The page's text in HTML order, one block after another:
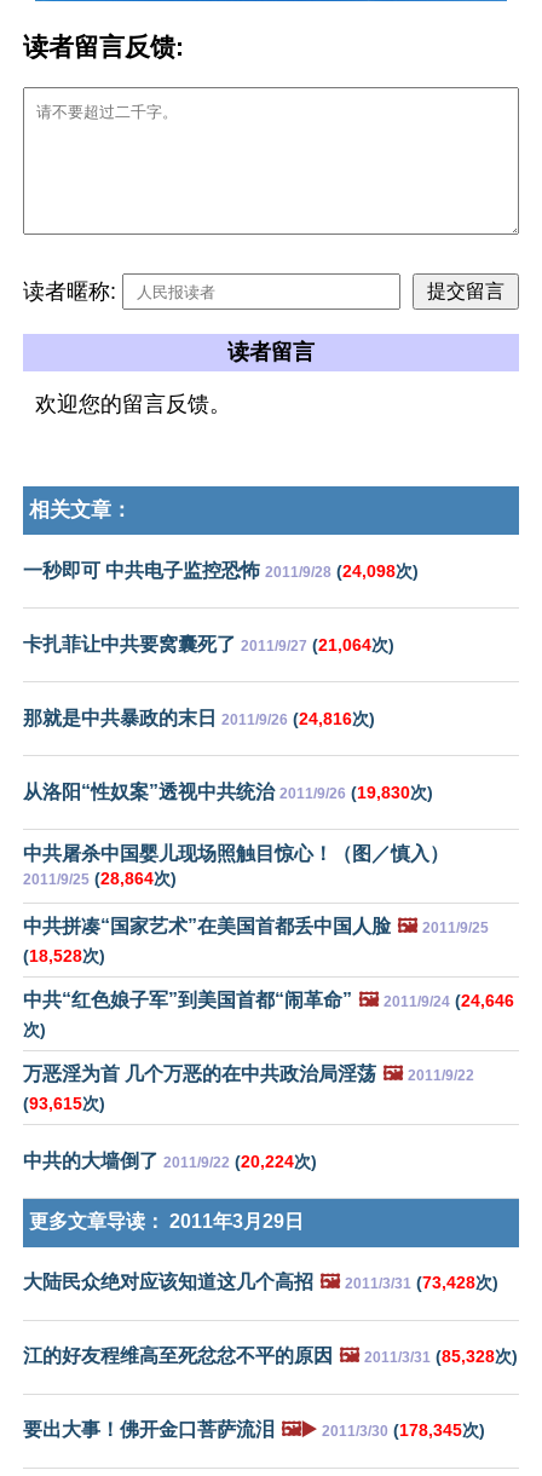
读者留言反馈:
读者暱称:
读者留言
欢迎您的留言反馈。
相关文章：
一秒即可 中共电子监控恐怖 2011/9/28 (24,098次)
卡扎菲让中共要窝囊死了 2011/9/27 (21,064次)
那就是中共暴政的末日 2011/9/26 (24,816次)
从洛阳“性奴案”透视中共统治 2011/9/26 (19,830次)
中共屠杀中国婴儿现场照触目惊心！（图／慎入）
2011/9/25 (28,864次)
中共拼凑“国家艺术”在美国首都丢中国人脸 🖼️ 2011/9/25
(18,528次)
中共“红色娘子军”到美国首都“闹革命” 🖼️ 2011/9/24 (24,646
次)
万恶淫为首 几个万恶的在中共政治局淫荡 🖼️ 2011/9/22
(93,615次)
中共的大墙倒了 2011/9/22 (20,224次)
更多文章导读： 2011年3月29日
大陆民众绝对应该知道这几个高招 🖼️ 2011/3/31 (73,428次)
江的好友程维高至死忿忿不平的原因 🖼️ 2011/3/31 (85,328次)
要出大事！佛开金口菩萨流泪 🖼️▶️ 2011/3/30 (178,345次)